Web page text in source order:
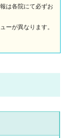
は各院にて必ずお
ーが異なります。